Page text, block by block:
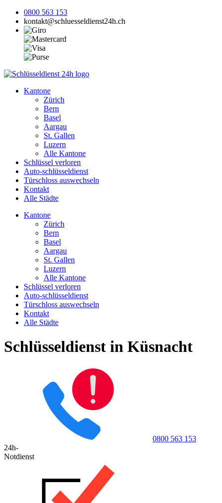
0800 563 153
kontakt@schluesseldienst24h.ch
Kantone
Zürich
Bern
Basel
Aargau
St. Gallen
Luzern
Alle Kantone
Schlüssel verloren
Auto-schlüsseldienst
Türschloss auswechseln
Kontakt
Alle Städte
Kantone
Zürich
Bern
Basel
Aargau
St. Gallen
Luzern
Alle Kantone
Schlüssel verloren
Auto-schlüsseldienst
Türschloss auswechseln
Kontakt
Alle Städte
Schlüsseldienst in Küsnacht
0800 563 153
24h-
Notdienst